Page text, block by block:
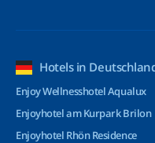
Hotels in
Enjoy Wellnesshotel Aqualux
Enjoyhotel am Kurpark Brilon
Enjoyhotel Rhön Residence